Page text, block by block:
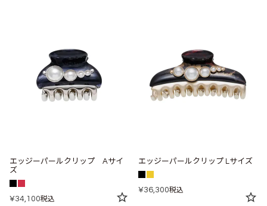
エッジーパールクリップ Aサイ
ズ
¥34,100税込
エッジーパールクリップ Lサイズ
¥36,300税込